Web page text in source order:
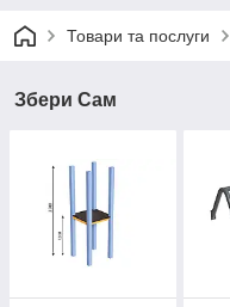
Товари та послуги
Збери Сам